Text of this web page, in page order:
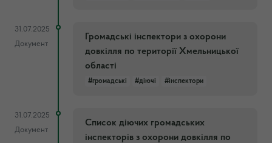
31.07.2025
Документ
Громадські інспектори з охорони
довкілля по території Хмельницької
області
#громадські #діючі #інспектори
31.07.2025
Документ
Список діючих громадських
інспекторів з охорони довкілля по